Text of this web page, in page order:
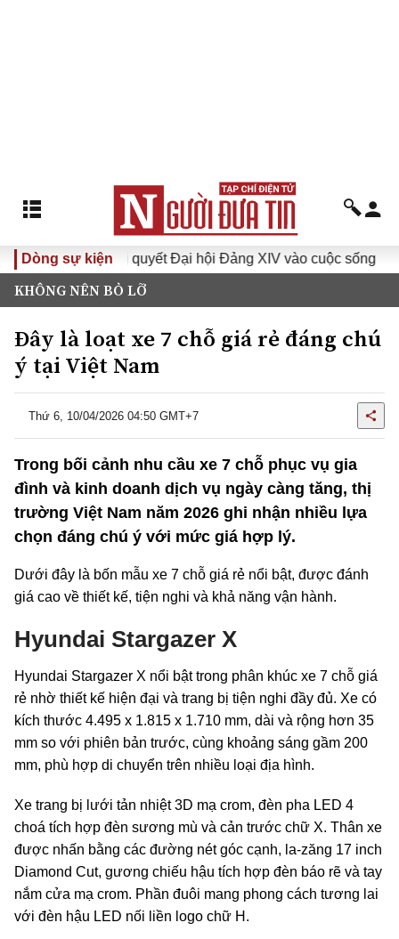
Dòng sự kiện
Đưa Nghị quyết Đại hội Đảng XIV vào cuộc sống
KHÔNG NÊN BỎ LỠ
Đây là loạt xe 7 chỗ giá rẻ đáng chú
ý tại Việt Nam
Thứ 6, 10/04/2026 04:50 GMT+7
Trong bối cảnh nhu cầu xe 7 chỗ phục vụ gia
đình và kinh doanh dịch vụ ngày càng tăng, thị
trường Việt Nam năm 2026 ghi nhận nhiều lựa
chọn đáng chú ý với mức giá hợp lý.
Dưới đây là bốn mẫu xe 7 chỗ giá rẻ nổi bật, được đánh
giá cao về thiết kế, tiện nghi và khả năng vận hành.
Hyundai Stargazer X
Hyundai Stargazer X nổi bật trong phân khúc xe 7 chỗ giá
rẻ nhờ thiết kế hiện đại và trang bị tiện nghi đầy đủ. Xe có
kích thước 4.495 x 1.815 x 1.710 mm, dài và rộng hơn 35
mm so với phiên bản trước, cùng khoảng sáng gầm 200
mm, phù hợp di chuyển trên nhiều loại địa hình.
Xe trang bị lưới tản nhiệt 3D mạ crom, đèn pha LED 4
choá tích hợp đèn sương mù và cản trước chữ X. Thân xe
được nhấn bằng các đường nét góc cạnh, la-zăng 17 inch
Diamond Cut, gương chiếu hậu tích hợp đèn báo rẽ và tay
nắm cửa mạ crom. Phần đuôi mang phong cách tương lai
với đèn hậu LED nối liền logo chữ H.